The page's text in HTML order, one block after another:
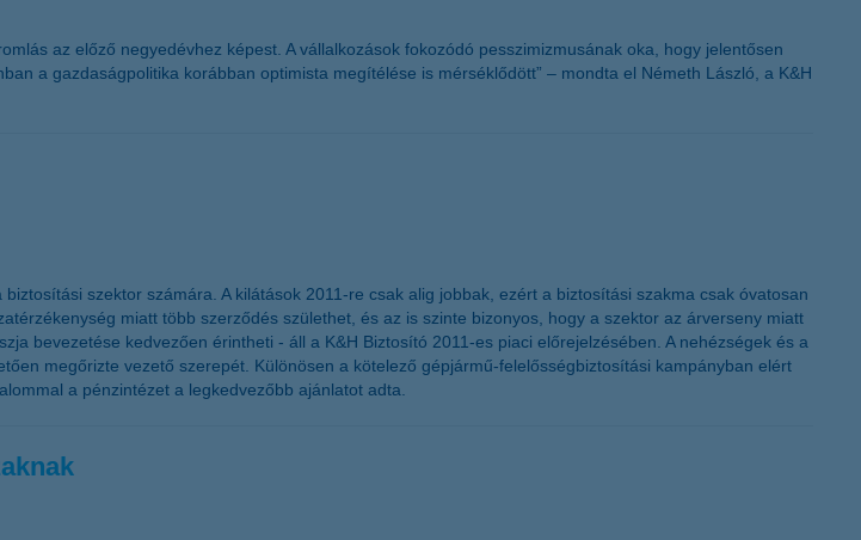
az előző negyedévhez képest. A vállalkozások fokozódó pesszimizmusának oka, hogy jelentősen
a gazdaságpolitika korábban optimista megítélése is mérséklődött” – mondta el Németh László, a K&H
szektor számára. A kilátások 2011-re csak alig jobbak, ezért a biztosítási szakma csak óvatosan
miatt több szerződés születhet, és az is szinte bizonyos, hogy a szektor az árverseny miatt
bevezetése kedvezően érintheti - áll a K&H Biztosító 2011-es piaci előrejelzésében. A nehézségek és a
megőrizte vezető szerepét. Különösen a kötelező gépjármű-felelősségbiztosítási kampányban elért
a pénzintézet a legkedvezőbb ajánlatot adta.